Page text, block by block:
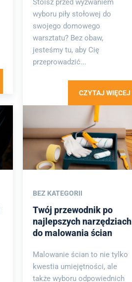
Stoisz przed wyzwaniem
wyboru piły stołowej do
swojego domowego
warsztatu? Bez obaw,
jesteśmy tu, aby Cię
przeprowadzić...
CZYTAJ WIĘCEJ
BEZ KATEGORII
Twój przewodnik po
najlepszych narzędziach
do malowania ścian
Malowanie ścian to nie tylko
kwestia umiejętności, ale
także wyboru odpowiednich